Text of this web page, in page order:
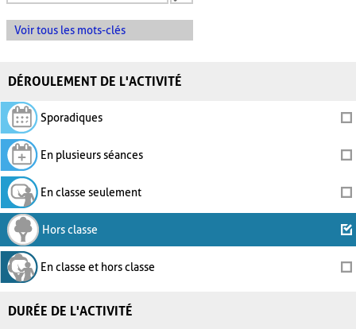
Voir tous les mots-clés
DÉROULEMENT DE L'ACTIVITÉ
Sporadiques
En plusieurs séances
En classe seulement
Hors classe
En classe et hors classe
DURÉE DE L'ACTIVITÉ